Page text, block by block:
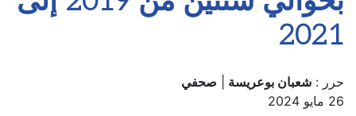
2021
حرر : شعبان بوعريسة
صحفي
26 مايو 2024